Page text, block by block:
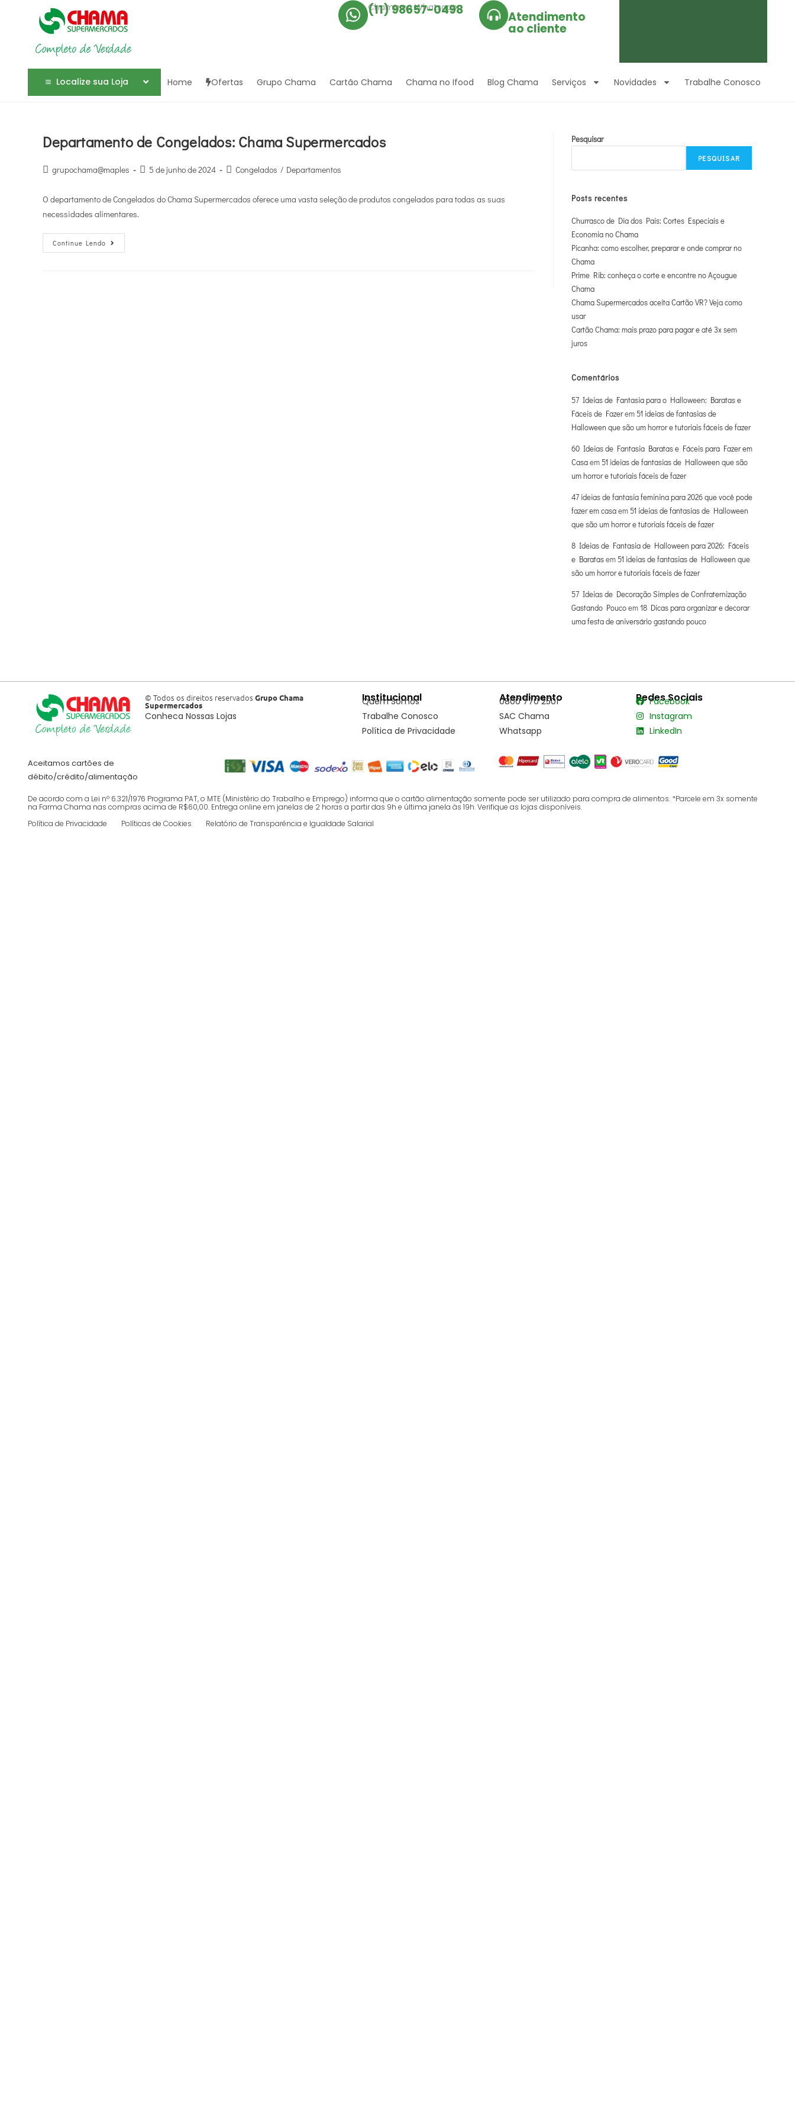
Chama no Whatsapp
(11) 98657-0498 Atendimento
ao cliente
Localize sua Loja Home Ofertas Grupo Chama Cartão Chama Chama no Ifood Blog Chama Serviços Novidades Trabalhe Conosco
Departamento de Congelados: Chama Supermercados
grupochama@maples 5 de junho de 2024 Congelados / Departamentos
O departamento de Congelados do Chama Supermercados oferece uma vasta seleção de produtos congelados para todas as suas
necessidades alimentares.
Continue Lendo
Pesquisar
PESQUISAR
Posts recentes
Churrasco de Dia dos Pais: Cortes Especiais e
Economia no Chama
Picanha: como escolher, preparar e onde comprar no
Chama
Prime Rib: conheça o corte e encontre no Açougue
Chama
Chama Supermercados aceita Cartão VR? Veja como
usar
Cartão Chama: mais prazo para pagar e até 3x sem
juros
Comentários
57 Ideias de Fantasia para o Halloween: Baratas e
Fáceis de Fazerem 51 ideias de fantasias de
Halloween que são um horror e tutoriais fáceis de fazer
60 Ideias de Fantasia Baratas e Fáceis para Fazer em
Casaem 51 ideias de fantasias de Halloween que são
um horror e tutoriais fáceis de fazer
47 ideias de fantasia feminina para 2026 que você pode
fazer em casaem 51 ideias de fantasias de Halloween
que são um horror e tutoriais fáceis de fazer
8 Ideias de Fantasia de Halloween para 2026: Fáceis
e Baratasem 51 ideias de fantasias de Halloween que
são um horror e tutoriais fáceis de fazer
57 Ideias de Decoração Simples de Confraternização
Gastando Poucoem18 Dicas para organizar e decorar
uma festa de aniversário gastando pouco
© Todos os direitos reservados Grupo Chama
Supermercados
Conheca Nossas Lojas
Institucional
Quem Somos
Trabalhe Conosco
Política de Privacidade
Atendimento
0800 770 2501
SAC Chama
Whatsapp
Redes Sociais
Facebook
Instagram
LinkedIn
Aceitamos cartões de
débito/crédito/alimentação
De acordo com a Lei nº 6.321/1976 Programa PAT, o MTE (Ministério do Trabalho e Emprego) informa que o cartão alimentação somente pode ser utilizado para compra de alimentos. *Parcele em 3x somente
na Farma Chama nas compras acima de R$60,00. Entrega online em janelas de 2 horas a partir das 9h e última janela às 19h. Verifique as lojas disponíveis.
Política de Privacidade
Políticas de Cookies Relatório de Transparência e Igualdade Salarial